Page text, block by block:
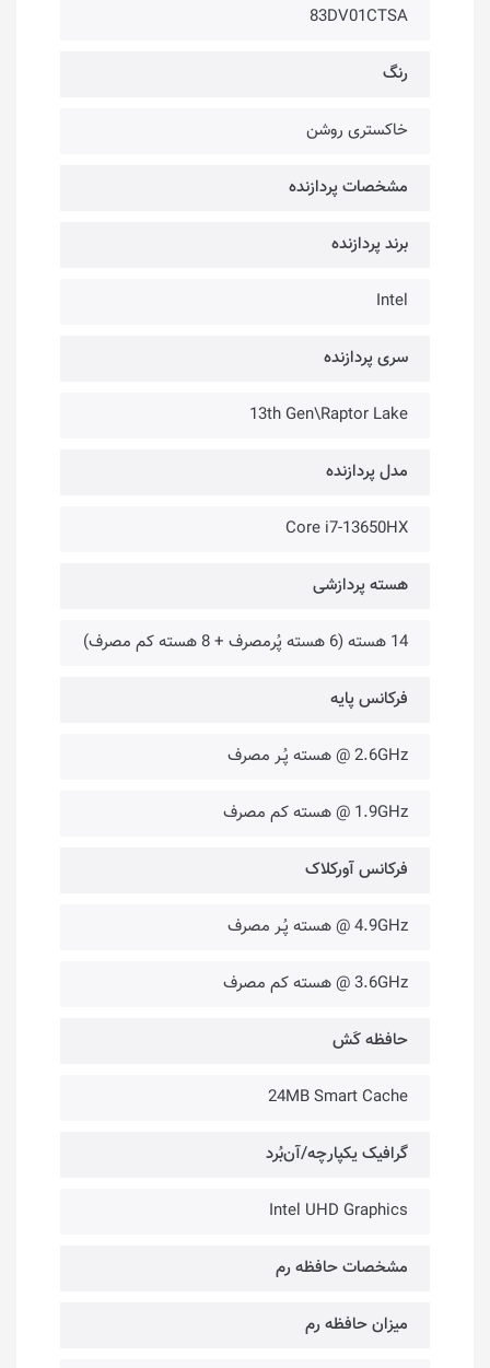
83DV01CTSA
رنگ
خاکستری روشن
مشخصات پردازنده
برند پردازنده
Intel
سری پردازنده
13th Gen\Raptor Lake
مدل پردازنده
Core i7-13650HX
هسته پردازشی
14 هسته (6 هسته پُرمصرف + 8 هسته کم مصرف)
فرکانس پایه
2.6GHz @ هسته پُـر مصرف
1.9GHz @ هسته کم مصرف
فرکانس آورکلاک
4.9GHz @ هسته پُـر مصرف
3.6GHz @ هسته کم مصرف
حافظه کَش
24MB Smart Cache
گرافیک یکپارچه/آن‌بُرد
Intel UHD Graphics
مشخصات حافظه رم
میزان حافظه رم